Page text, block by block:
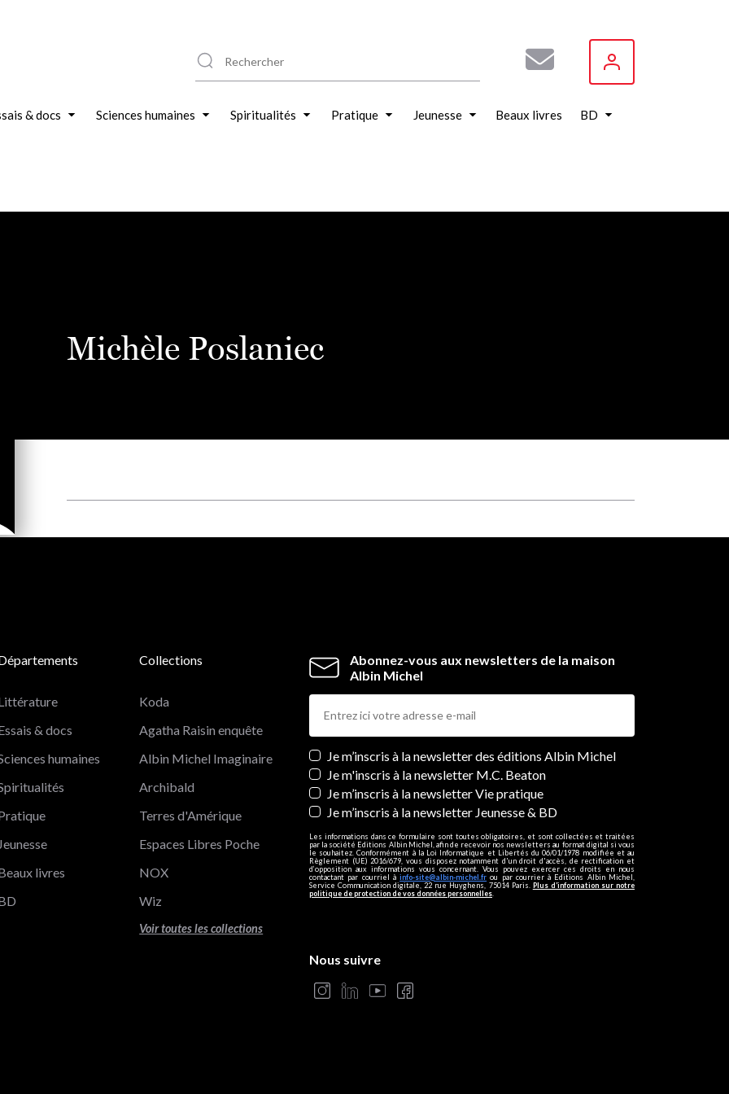
& docs Sciences humaines Spiritualités Pratique Jeunesse Beaux livres BD
Michèle Poslaniec
Abonnez-vous aux newsletters de la maison
Albin Michel
Newsletters
Je m’inscris à la newsletter des éditions Albin Michel
Je m'inscris à la newsletter M.C. Beaton
Je m’inscris à la newsletter Vie pratique
Je m’inscris à la newsletter Jeunesse & BD
Les informations dans ce formulaire sont toutes obligatoires, et sont collectées et traitées
par la société Editions Albin Michel, afin de recevoir nos newsletters au format digital si vous
le souhaitez. Conformément à la Loi Informatique et Libertés du 06/01/1978 modifiée et au
Règlement (UE) 2016/679, vous disposez notamment d'un droit d'accès, de rectification et
d’opposition aux informations vous concernant. Vous pouvez exercer ces droits en nous
contactant par courriel àinfo-site@albin-michel.fr ou par courrier à Editions Albin Michel,
Service Communication digitale, 22 rue Huyghens, 75014 Paris. Plus d’information sur notre
politique de protection de vos données personnelles
& docs
humaines
Jeunesse
livres
Collections
Koda
Agatha Raisin enquête
Albin Michel Imaginaire
Archibald
Terres d'Amérique
Espaces Libres Poche
NOX
Wiz
Voir toutes les collections
Nous suivre